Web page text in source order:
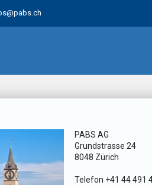
PABS AG
Grundstrasse 24
8048 Zürich
Telefon +41 44 491